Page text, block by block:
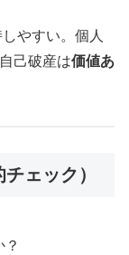
やすい。個人
己破産は価値あ
ェック）